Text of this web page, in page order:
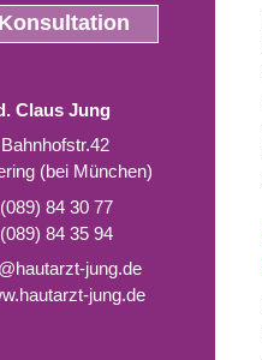
Claus Jung
(bei München)
84 30 77
84 35 94
jung.de
jung.de